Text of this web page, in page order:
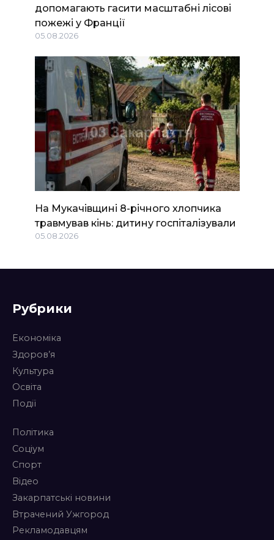
допомагають гасити масштабні лісові
пожежі у Франції
05.08.2026
На Мукачівщині 8-річного хлопчика
травмував кінь: дитину госпіталізували
05.08.2026
Рубрики
Економіка
Здоров’я
Культура
Освіта
Події
Політика
Соціум
Спорт
Відео
Закарпатські новини
Втрачений Ужгород
Рекламодавцям